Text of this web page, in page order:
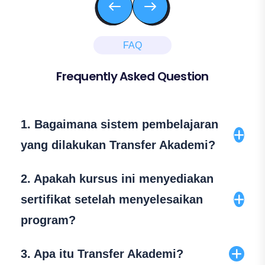
FAQ
Frequently Asked Question
1. Bagaimana sistem pembelajaran
yang dilakukan Transfer Akademi?
pembelajaran komunikatif dan interaktif yang
sesuai dengan urutan skill layaknya belajar
bahasa asli atau “Natural Way of Learning”,
dan menulis, dengan pembahasan yg
2. Apakah kursus ini menyediakan
sertifikat setelah menyelesaikan
program?
sertifikat yang dikeluarkan langsung oleh
3. Apa itu Transfer Akademi?